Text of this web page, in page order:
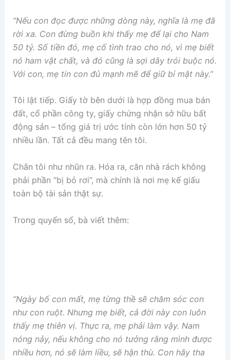
“Nếu con đọc được những dòng này, nghĩa là mẹ đã
rời xa. Con đừng buồn khi thấy mẹ để lại cho Nam
50 tỷ. Số tiền đó, mẹ cố tình trao cho nó, vì mẹ biết
nó ham vật chất, và đó cũng là sợi dây trói buộc nó.
Với con, mẹ tin con đủ mạnh mẽ để giữ bí mật này.”
Tôi lật tiếp. Giấy tờ bên dưới là hợp đồng mua bán
đất, cổ phần công ty, giấy chứng nhận sở hữu bất
động sản – tổng giá trị ước tính còn lớn hơn 50 tỷ
nhiều lần. Tất cả đều mang tên tôi.
Chân tôi như nhũn ra. Hóa ra, căn nhà rách không
phải phần “bị bỏ rơi”, mà chính là nơi mẹ kế giấu
toàn bộ tài sản thật sự.
Trong quyển sổ, bà viết thêm:
“Ngày bố con mất, mẹ từng thề sẽ chăm sóc con
như con ruột. Nhưng mẹ biết, cả đời này con luôn
thấy mẹ thiên vị. Thực ra, mẹ phải làm vậy. Nam
nóng nảy, nếu không cho nó tưởng rằng mình được
nhiều hơn, nó sẽ làm liều, sẽ hận thù. Con hãy tha